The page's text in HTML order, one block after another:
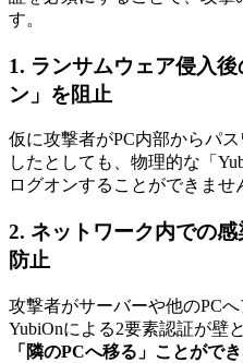
す。
1. ランサムウェア侵入
ン」を阻止
仮に攻撃者がPC内部からパ
したとしても、物理的な「
ログオンすることができませ
2. ネットワーク内での
防止
攻撃者がサーバーや他のPC
YubiOnによる2要素認証が壁
「隣のPCへ移る」ことがで